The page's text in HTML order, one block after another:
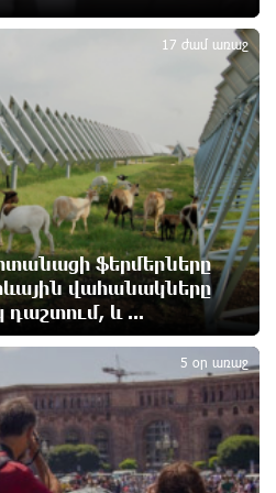
11 ժամ առաջ
արժանապատիվ և ֆիքսված
համակարգը սոցիալական
ստեղծում. Հրայր
11 ժամ առաջ
փոշու պարունակությունը
գերազանցել է թույլատրելի
11 ժամ առաջ
բացել Հորմուզի նեղուցը, եթե
պայմանները
12 ժամ առաջ
է հաշմանդամություն
ֆերմերները
վահանակները
դաշտում, և ...
17 ժամ առաջ
5 օր առաջ